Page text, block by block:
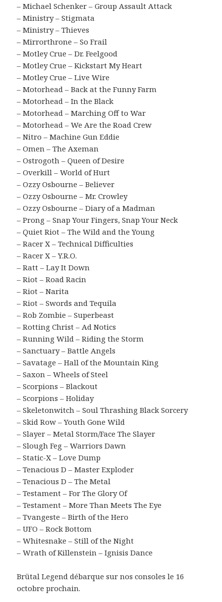
– Michael Schenker – Group Assault Attack
– Ministry – Stigmata
– Ministry – Thieves
– Mirrorthrone – So Frail
– Motley Crue – Dr. Feelgood
– Motley Crue – Kickstart My Heart
– Motley Crue – Live Wire
– Motorhead – Back at the Funny Farm
– Motorhead – In the Black
– Motorhead – Marching Off to War
– Motorhead – We Are the Road Crew
– Nitro – Machine Gun Eddie
– Omen – The Axeman
– Ostrogoth – Queen of Desire
– Overkill – World of Hurt
– Ozzy Osbourne – Believer
– Ozzy Osbourne – Mr. Crowley
– Ozzy Osbourne – Diary of a Madman
– Prong – Snap Your Fingers, Snap Your Neck
– Quiet Riot – The Wild and the Young
– Racer X – Technical Difficulties
– Racer X – Y.R.O.
– Ratt – Lay It Down
– Riot – Road Racin
– Riot – Narita
– Riot – Swords and Tequila
– Rob Zombie – Superbeast
– Rotting Christ – Ad Notics
– Running Wild – Riding the Storm
– Sanctuary – Battle Angels
– Savatage – Hall of the Mountain King
– Saxon – Wheels of Steel
– Scorpions – Blackout
– Scorpions – Holiday
– Skeletonwitch – Soul Thrashing Black Sorcery
– Skid Row – Youth Gone Wild
– Slayer – Metal Storm/Face The Slayer
– Slough Feg – Warriors Dawn
– Static-X – Love Dump
– Tenacious D – Master Exploder
– Tenacious D – The Metal
– Testament – For The Glory Of
– Testament – More Than Meets The Eye
– Tvangeste – Birth of the Hero
– UFO – Rock Bottom
– Whitesnake – Still of the Night
– Wrath of Killenstein – Ignisis Dance
Brütal Legend débarque sur nos consoles le 16
octobre prochain.